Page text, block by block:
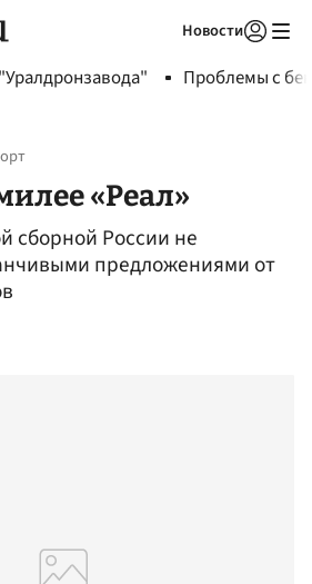
Новости
Проблемы с
«Реал»
сборной России не
предложениями от